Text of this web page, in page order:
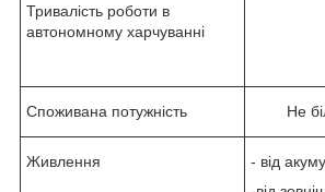
Тривалість роботи в
автономному харчуванні
Споживана потужність Не
Живлення
- від